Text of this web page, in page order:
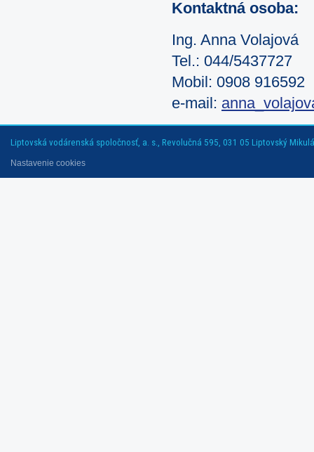
Kontaktná osoba:
Ing. Anna Volajová
Tel.: 044/5437727
Mobil: 0908 916592
e-mail:
Liptovská vodárenská spoločnosť, a. s., Revolučná 595, 031 05 Liptovský
Nastavenie cookies